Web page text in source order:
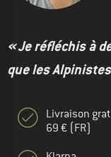
« Je réfléchis à
que les
Livraison
69 € (FR)